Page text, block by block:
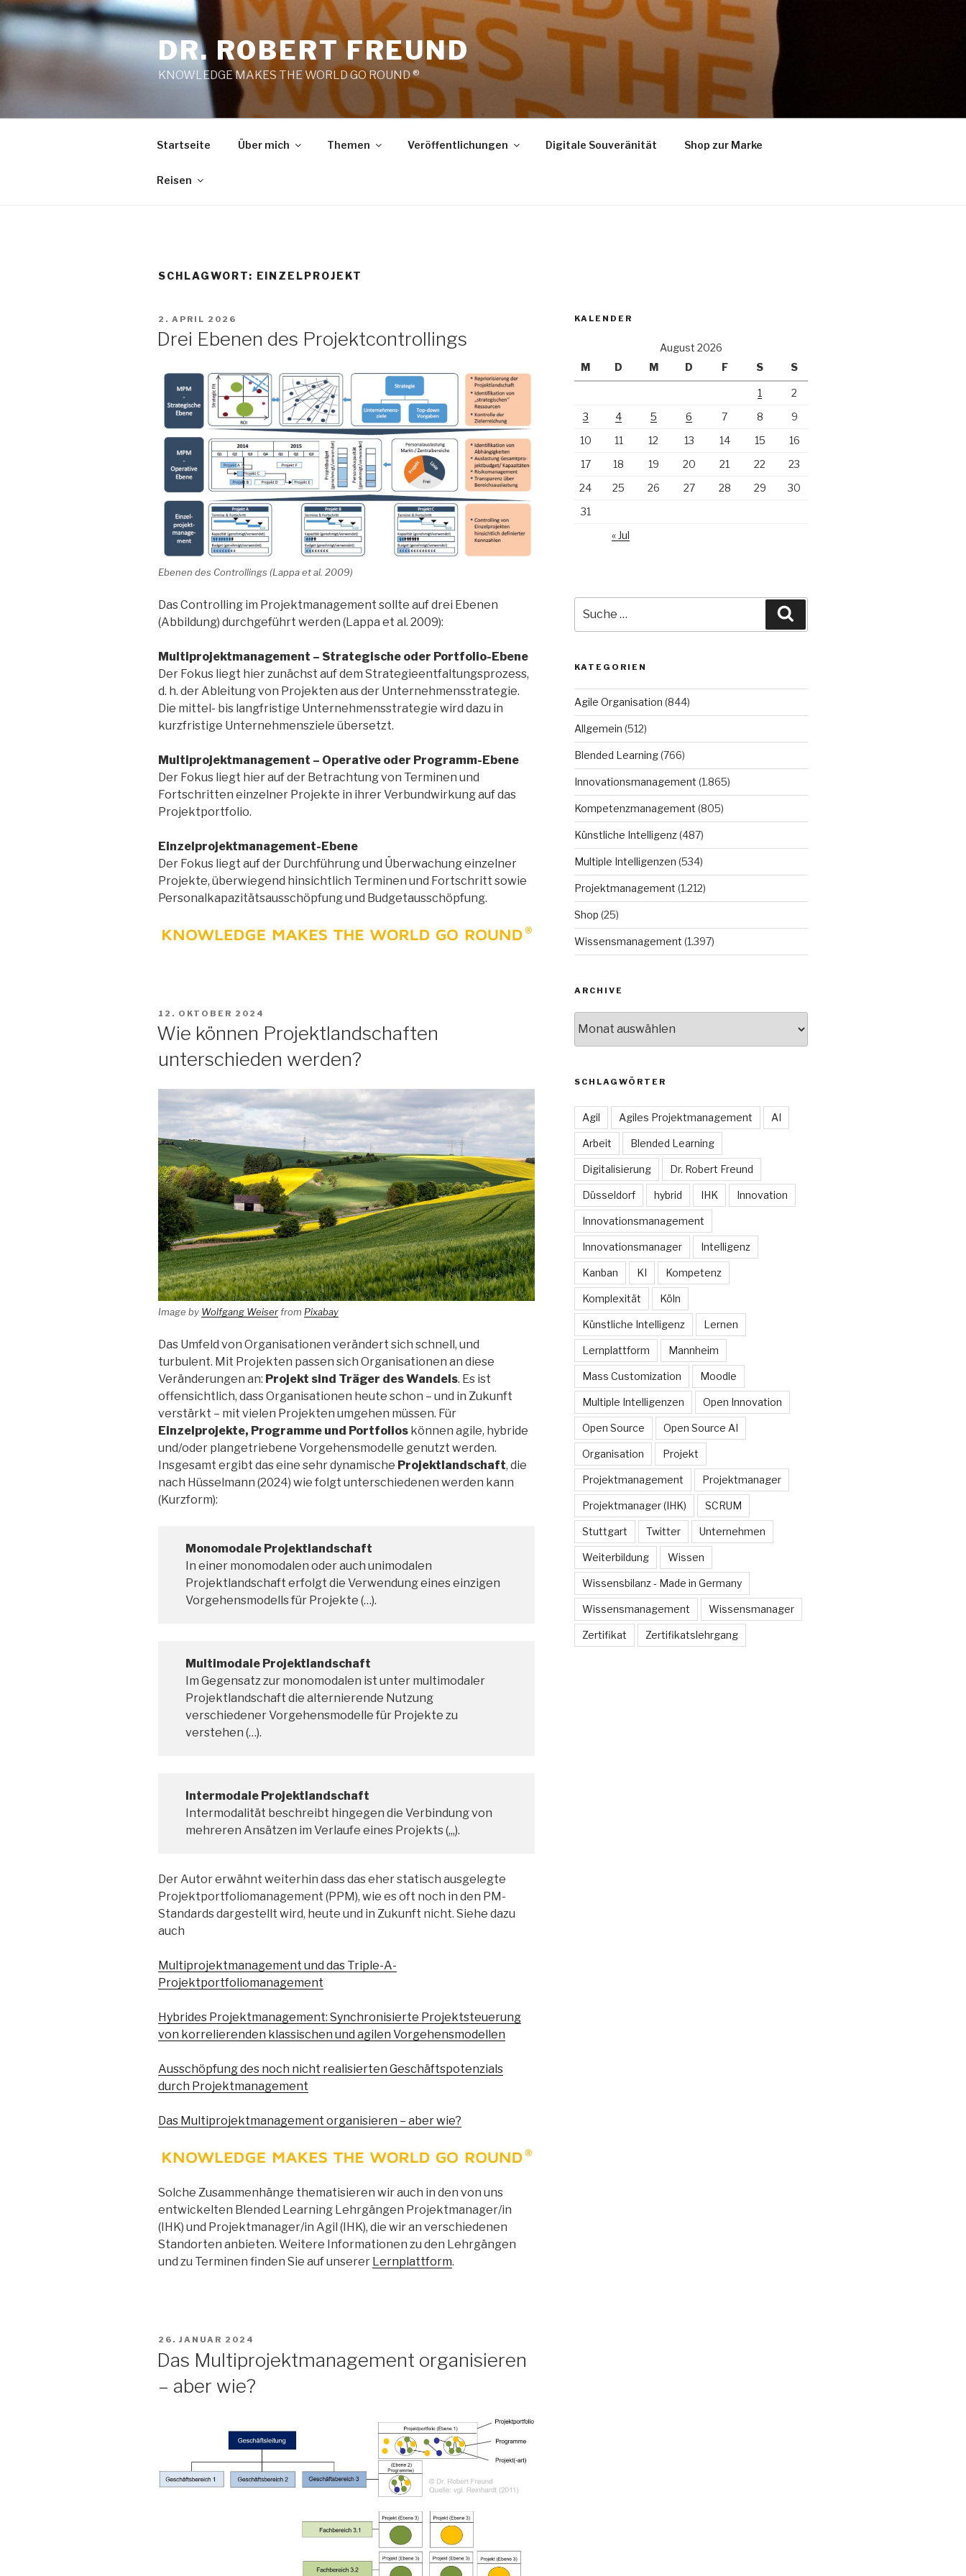
Zum
Inhalt
springen
DR. ROBERT FREUND
KNOWLEDGE MAKES THE WORLD GO ROUND ®
Startseite Über mich Themen Veröffentlichungen Digitale Souveränität Shop zur Marke
Reisen
SCHLAGWORT: EINZELPROJEKT
VERÖFFENTLICHT
2. APRIL 2026
Drei Ebenen des Projektcontrollings
Ebenen des Controllings (Lappa et al. 2009)
Das Controlling im Projektmanagement sollte auf drei Ebenen
(Abbildung) durchgeführt werden (Lappa et al. 2009):
Multiprojektmanagement – Strategische oder Portfolio-Ebene
Der Fokus liegt hier zunächst auf dem Strategieentfaltungsprozess,
d. h. der Ableitung von Projekten aus der Unternehmensstrategie.
Die mittel- bis langfristige Unternehmensstrategie wird dazu in
kurzfristige Unternehmensziele übersetzt.
Multiprojektmanagement – Operative oder Programm-Ebene
Der Fokus liegt hier auf der Betrachtung von Terminen und
Fortschritten einzelner Projekte in ihrer Verbundwirkung auf das
Projektportfolio.
Einzelprojektmanagement-Ebene
Der Fokus liegt auf der Durchführung und Überwachung einzelner
Projekte, überwiegend hinsichtlich Terminen und Fortschritt sowie
Personalkapazitätsausschöpfung und Budgetausschöpfung.
VERÖFFENTLICHT
12. OKTOBER 2024
Wie können Projektlandschaften
unterschieden werden?
Image by Wolfgang Weiserfrom Pixabay
Das Umfeld von Organisationen verändert sich schnell, und
turbulent. Mit Projekten passen sich Organisationen an diese
Veränderungen an: Projekt sind Träger des Wandels. Es ist
offensichtlich, dass Organisationen heute schon – und in Zukunft
verstärkt – mit vielen Projekten umgehen müssen. Für
Einzelprojekte, Programme und Portfolios können agile, hybride
und/oder plangetriebene Vorgehensmodelle genutzt werden.
Insgesamt ergibt das eine sehr dynamische Projektlandschaft, die
nach Hüsselmann (2024) wie folgt unterschiedenen werden kann
(Kurzform):
Monomodale Projektlandschaft
In einer monomodalen oder auch unimodalen
Projektlandschaft erfolgt die Verwendung eines einzigen
Vorgehensmodells für Projekte (…).
Multimodale Projektlandschaft
Im Gegensatz zur monomodalen ist unter multimodaler
Projektlandschaft die alternierende Nutzung
verschiedener Vorgehensmodelle für Projekte zu
verstehen (…).
Intermodale Projektlandschaft
Intermodalität beschreibt hingegen die Verbindung von
mehreren Ansätzen im Verlaufe eines Projekts (,,,).
Der Autor erwähnt weiterhin dass das eher statisch ausgelegte
Projektportfoliomanagement (PPM), wie es oft noch in den PM-
Standards dargestellt wird, heute und in Zukunft nicht. Siehe dazu
auch
Multiprojektmanagement und das Triple-A-
Projektportfoliomanagement
Hybrides Projektmanagement: Synchronisierte Projektsteuerung
von korrelierenden klassischen und agilen Vorgehensmodellen
Ausschöpfung des noch nicht realisierten Geschäftspotenzials
durch Projektmanagement
Das Multiprojektmanagement organisieren – aber wie?
Solche Zusammenhänge thematisieren wir auch in den von uns
entwickelten Blended Learning Lehrgängen Projektmanager/in
(IHK) und Projektmanager/in Agil (IHK), die wir an verschiedenen
Standorten anbieten. Weitere Informationen zu den Lehrgängen
und zu Terminen finden Sie auf unserer Lernplattform.
VERÖFFENTLICHT
26. JANUAR 2024
Das Multiprojektmanagement organisieren
– aber wie?
KALENDER
August 2026
M
D M D F S S
1
2
3
4 5 6 7 8
9
10
11 12 13 14 15
16
17
18 19 20 21 22
23
24
25 26 27 28 29
30
31
« Jul
nach:
KATEGORIEN
Agile Organisation (844)
Allgemein (512)
Blended Learning(766)
Innovationsmanagement (1.865)
Kompetenzmanagement (805)
Künstliche Intelligenz(487)
Multiple Intelligenzen (534)
Projektmanagement (1.212)
Shop (25)
Wissensmanagement (1.397)
ARCHIVE
SCHLAGWÖRTER
Agil Agiles Projektmanagement AI
Arbeit Blended Learning
Digitalisierung Dr. Robert Freund
Düsseldorf hybrid IHK Innovation
Innovationsmanagement
Innovationsmanager Intelligenz
Kanban KI Kompetenz
Komplexität Köln
Künstliche Intelligenz Lernen
Lernplattform Mannheim
Mass Customization Moodle
Multiple Intelligenzen Open Innovation
Open Source Open Source AI
Organisation Projekt
Projektmanagement Projektmanager
Projektmanager (IHK) SCRUM
Stuttgart Twitter Unternehmen
Weiterbildung Wissen
Wissensbilanz - Made in Germany
Wissensmanagement Wissensmanager
Zertifikat Zertifikatslehrgang